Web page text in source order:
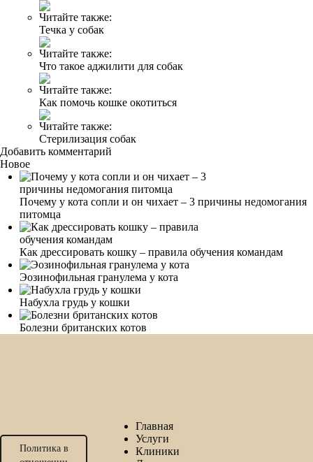
Читайте также:
Течка у собак
Читайте также:
Что такое аджилити для собак
Читайте также:
Как помочь кошке окотиться
Читайте также:
Стерилизация собак
Добавить комментарий
Новое
Почему у кота сопли и он чихает – 3 причины недомогания
питомца
Как дрессировать кошку – правила обучения командам
Эозинофильная гранулема у кота
Набухла грудь у кошки
Болезни британских котов
Политика в
Главная
Услуги
Клиники